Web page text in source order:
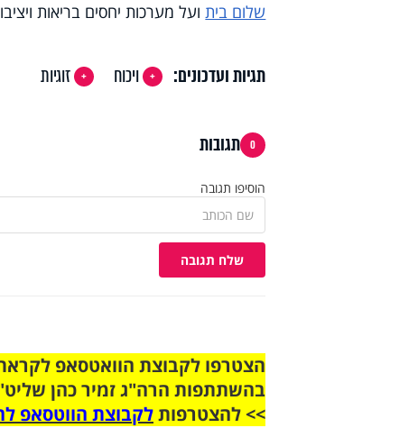
שלום ביתועל מערכות יחסים בריאות
תגיות ועדכונים: ויכוח זוגיות
0 תגובות
הוסיפו תגובה
שלח תגובה
בהשתתפות הרה"ג זמיר כהן
>> להצטרפותלקבוצת הווטסאפ